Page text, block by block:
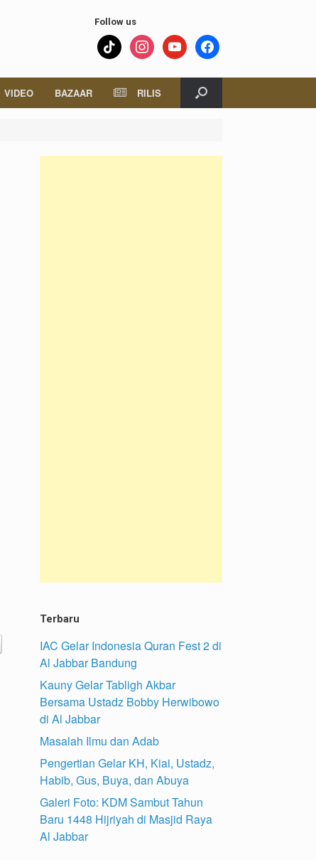
Follow us
tiktok instagramyoutube facebook
VIDEO BAZAAR RILIS
Terbaru
IAC Gelar Indonesia Quran Fest 2 di
Al Jabbar Bandung
Kauny Gelar Tabligh Akbar
Bersama Ustadz Bobby Herwibowo
di Al Jabbar
Masalah Ilmu dan Adab
Pengertian Gelar KH, Kiai, Ustadz,
Habib, Gus, Buya, dan Abuya
Galeri Foto: KDM Sambut Tahun
Baru 1448 Hijriyah di Masjid Raya
Al Jabbar